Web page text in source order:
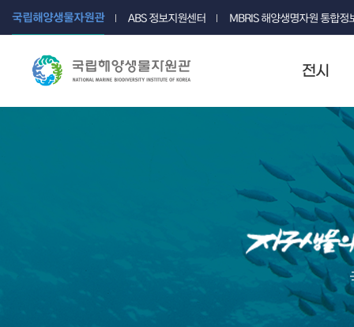
국립해양생물자원관 ABS 정보지원센터 MBRIS 해양생명자원 통합정
전시